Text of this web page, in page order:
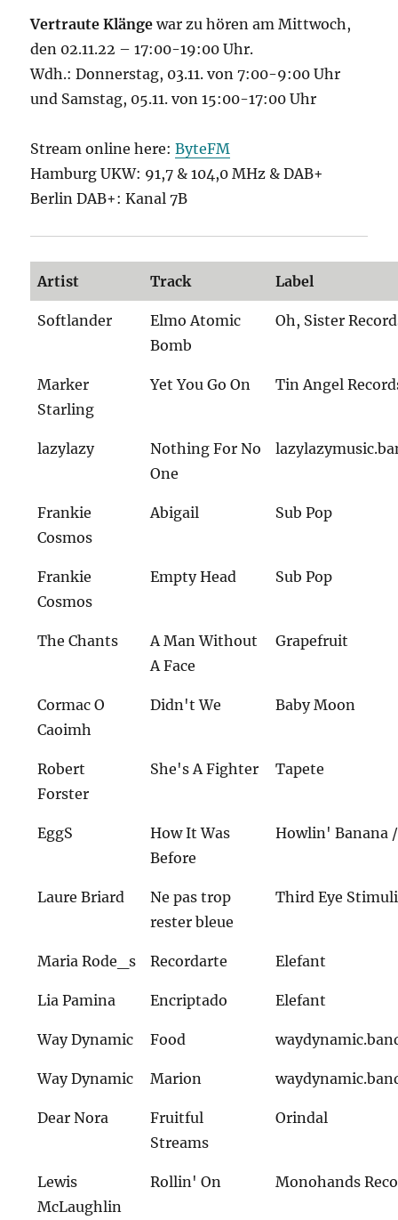
Vertraute Klängewar zu hören am Mittwoch,
den 02.11.22 – 17:00-19:00 Uhr.
Wdh.: Donnerstag, 03.11. von 7:00-9:00 Uhr
und Samstag, 05.11. von 15:00-17:00 Uhr
Stream online here:ByteFM
Hamburg UKW: 91,7 & 104,0 MHz & DAB+
Berlin DAB+: Kanal 7B
Artist Track Label
Softlander
Elmo Atomic
Bomb
Oh, Sister
Marker
Starling
Yet You Go On Tin Angel
lazylazy
Nothing For No
One
Frankie
Cosmos
Abigail Sub Pop
Frankie
Cosmos
Empty Head Sub Pop
The Chants
A Man Without
A Face
Grapefruit
Cormac O
Caoimh
Didn't We Baby Moon
Robert
Forster
She's A Fighter Tapete
EggS
How It Was
Before
Howlin' Banana
Laure Briard
Ne pas trop
rester bleue
Third Eye Stimuli
Maria Rode_s Recordarte Elefant
Lia Pamina Encriptado Elefant
Way Dynamic Food
Way Dynamic Marion
Dear Nora
Fruitful
Streams
Orindal
Lewis
McLaughlin
Rollin' On Monohands